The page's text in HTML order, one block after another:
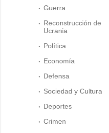
Guerra
Reconstrucción de
Ucrania
Política
Economía
Defensa
Sociedad y Cultura
Deportes
Crimen